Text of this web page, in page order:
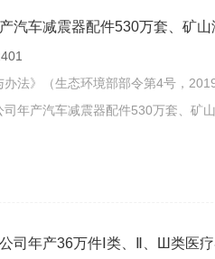
汽车减震器配件530万套、矿
境影响评价一次公示
法》（生态环境部部令第4号，
年产汽车减震器配件530万套、矿山
司年产36万件Ⅰ类、Ⅱ、Ш类医